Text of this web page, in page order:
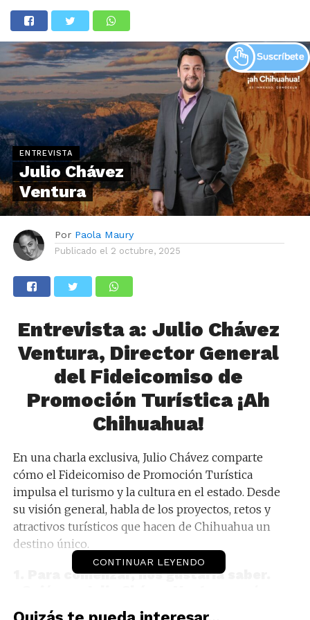
ENTREVISTA
Julio Chávez
Ventura
Por Paola Maury
Publicado el 2 octubre, 2025
Entrevista a: Julio Chávez
Ventura, Director General
del Fideicomiso de
Promoción Turística ¡Ah
Chihuahua!
En una charla exclusiva, Julio Chávez comparte
cómo el Fideicomiso de Promoción Turística
impulsa el turismo y la cultura en el estado. Desde
su visión general, habla de los proyectos, retos y
atractivos turísticos que hacen de Chihuahua un
destino único.
1. Para comenzar, nos gustaría saber.
llegó a ser Director General del
CONTINUAR LEYENDO